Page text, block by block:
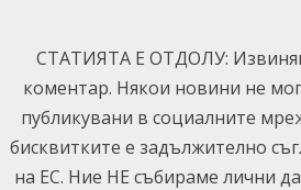
content
СТАТИЯТА Е ОТДОЛУ:
коментар. Някои новини не
публикувани в социалните
бисквитките е задължително
на ЕС. Ние НЕ събираме лични